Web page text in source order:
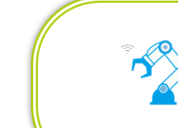
聲音減噪
機器健康聲音